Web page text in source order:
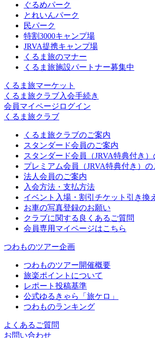
ぐるめパーク
とれいんパーク
民パーク
特割3000キャンプ場
JRVA提携キャンプ場
くるま旅のマナー
くるま旅施設パートナー募集中
くるま旅マーケット
くるま旅クラブ入会手続き
会員マイページログイン
くるま旅クラブ
くるま旅クラブのご案内
スタンダード会員のご案内
スタンダード会員（JRVA特典付き）
プレミアム会員（JRVA特典付き）の
法人会員のご案内
入会方法・支払方法
イベント入場・割引チケット引き換え
お車の写真登録のお願い
クラブに関する良くあるご質問
会員専用マイページはこちら
つわものツアー企画
つわものツアー開催概要
旅楽ポイントについて
レポート投稿基準
公式ゆるきゃら「旅ケロ」
つわものランキング
よくあるご質問
お問い合わせ